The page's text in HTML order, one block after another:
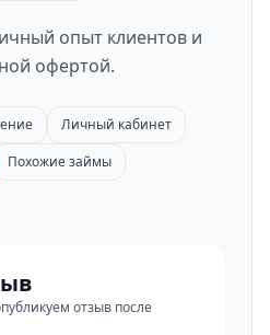
опыт клиентов и
офертой.
Личный кабинет
Похожие займы
отзыв после